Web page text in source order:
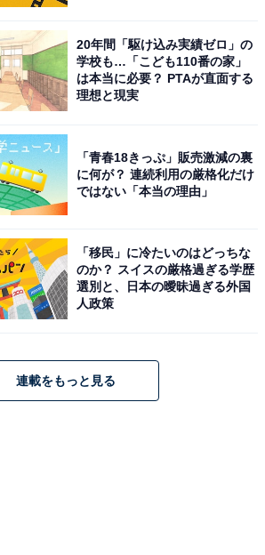
20年間「駆け込み実績ゼロ」の
学校も…「こども110番の家」
は本当に必要？ PTAが直面する
理想と現実
「青春18きっぷ」販売激減の裏
に何が？ 連続利用の厳格化だけ
ではない「本当の理由」
「移民」に冷たいのはどっちな
のか？ スイスの厳格過ぎる学歴
選別と、日本の曖昧過ぎる外国
人政策
連載をもっと見る